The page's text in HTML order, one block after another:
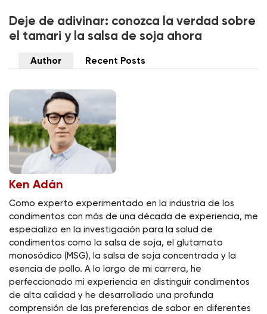
Deje de adivinar: conozca la verdad sobre
el tamari y la salsa de soja ahora
Author Recent Posts
Ken Adán
Como experto experimentado en la industria de los
condimentos con más de una década de experiencia, me
especializo en la investigación para la salud de
condimentos como la salsa de soja, el glutamato
monosódico (MSG), la salsa de soja concentrada y la
esencia de pollo. A lo largo de mi carrera, he
perfeccionado mi experiencia en distinguir condimentos
de alta calidad y he desarrollado una profunda
comprensión de las preferencias de sabor en diferentes